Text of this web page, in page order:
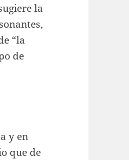
la
“la
de
y en
que de